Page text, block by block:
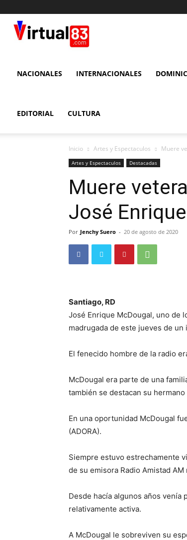
83
NACIONALES INTERNACIONALES
EDITORIAL CULTURA
Inicio Artes y Espectaculos Muere
Artes y Espectaculos Destacadas
Muere
José
Por Jenchy Suero - 20 de agosto de 2020
Santiago, RD
José Enrique McDougal, uno de
madrugada de este jueves de
El fenecido hombre de la radio
McDougal era parte de una
también se destacan su
En una oportunidad McDougal
(ADORA).
Siempre estuvo estrechamente
de su emisora Radio Amistad
Desde hacía algunos años venía
relativamente activa.
A McDougal le sobreviven su